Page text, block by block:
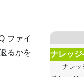
ファイ
るかを
ナレッ
ナレッ